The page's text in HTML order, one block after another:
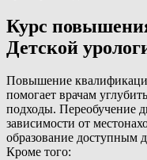
Курс
Детской
Повышение
помогает врачам
подходы. Переобучение
зависимости от
образование доступным
Кроме того: